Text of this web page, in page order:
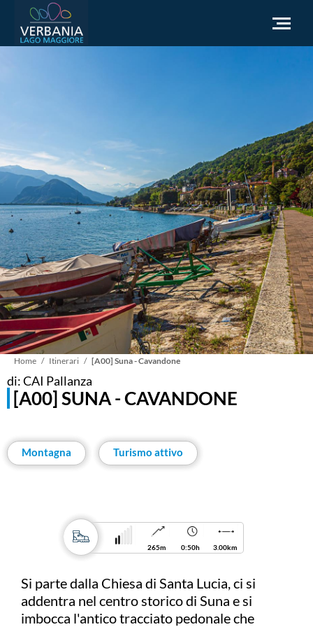
Infopoint Turistico
Meteo
Richiesta informazioni
Sito Istituzionale
Briciole
di
pane
Home Itinerari [A00] Suna - Cavandone
di: CAI Pallanza
[A00] SUNA - CAVANDONE
Montagna Turismo attivo
265m 0:50h 3.00km
Si parte dalla Chiesa di Santa Lucia, ci si
addentra nel centro storico di Suna e si
imbocca l'antico tracciato pedonale che